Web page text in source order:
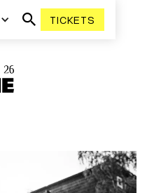
TICKETS